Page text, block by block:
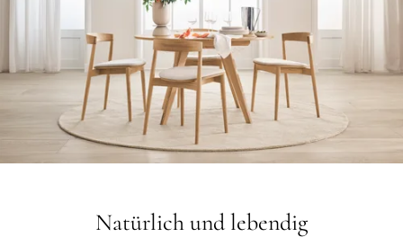
Natürlich und lebendig